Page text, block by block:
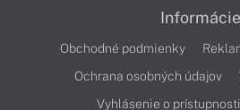
Informácie
Obchodné podmienky
Ochrana osobných údajov
Vyhlásenie o prístupnosti